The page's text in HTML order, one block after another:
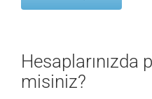
misiniz?